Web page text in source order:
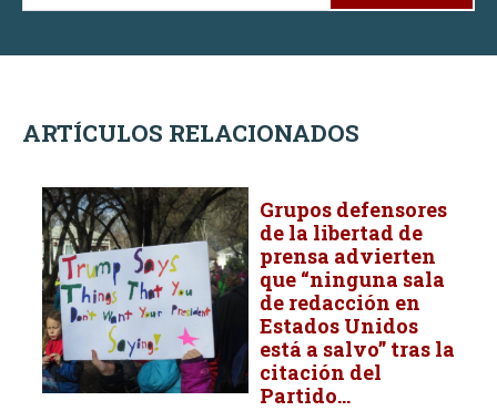
ARTÍCULOS RELACIONADOS
Grupos defensores
de la libertad de
prensa advierten
que “ninguna sala
de redacción en
Estados Unidos
está a salvo” tras la
citación del
Partido...